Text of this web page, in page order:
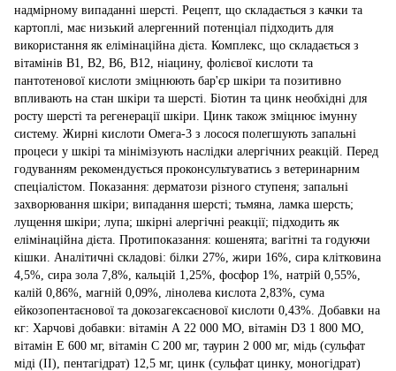
надмірному випаданні шерсті. Рецепт, що складається з качки та
картоплі, має низький алергенний потенціал підходить для
використання як елімінаційна дієта. Комплекс, що складається з
вітамінів В1, В2, В6, В12, ніацину, фолієвої кислоти та
пантотенової кислоти зміцнюють бар'єр шкіри та позитивно
впливають на стан шкіри та шерсті. Біотин та цинк необхідні для
росту шерсті та регенерації шкіри. Цинк також зміцнює імунну
систему. Жирні кислоти Омега-3 з лосося полегшують запальні
процеси у шкірі та мінімізують наслідки алергічних реакцій. Перед
годуванням рекомендується проконсультуватись з ветеринарним
спеціалістом. Показання: дерматози різного ступеня; запальні
захворювання шкіри; випадання шерсті; тьмяна, ламка шерсть;
лущення шкіри; лупа; шкірні алергічні реакції; підходить як
елімінаційна дієта. Протипоказання: кошенята; вагітні та годуючи
кішки. Аналітичні складові: білки 27%, жири 16%, сира клітковина
4,5%, сира зола 7,8%, кальцій 1,25%, фосфор 1%, натрій 0,55%,
калій 0,86%, магній 0,09%, лінолева кислота 2,83%, сума
ейкозопентаєнової та докозагексаєнової кислоти 0,43%. Добавки на
кг: Харчові добавки: вітамін А 22 000 МО, вітамін D3 1 800 МО,
вітамін Е 600 мг, вітамін С 200 мг, таурин 2 000 мг, мідь (сульфат
міді (II), пентагідрат) 12,5 мг, цинк (сульфат цинку, моногідрат)